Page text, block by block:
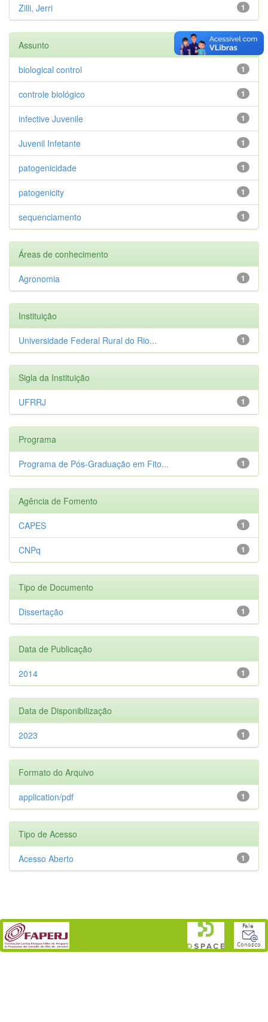
1
Zilli, Jerri
Assunto
1
biological control
1
controle biológico
1
infective Juvenile
1
Juvenil Infetante
1
patogenicidade
1
patogenicity
1
sequenciamento
Áreas de conhecimento
1
Agronomia
Instituição
1
Universidade Federal Rural do Rio...
Sigla da Instituição
1
UFRRJ
Programa
1
Programa de Pós-Graduação em Fito...
Agência de Fomento
1
CAPES
1
CNPq
Tipo de Documento
1
Dissertação
Data de Publicação
1
2014
Data de Disponibilização
1
2023
Formato do Arquivo
1
application/pdf
Tipo de Acesso
1
Acesso Aberto